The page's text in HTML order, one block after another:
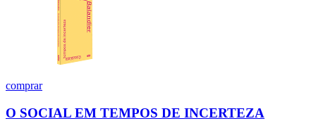
comprar
O SOCIAL EM TEMPOS DE INCERTEZA